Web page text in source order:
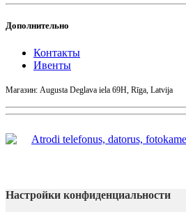
Дополнительно
Контакты
Ивенты
Магазин: Augusta Deglava iela 69H, Rīga, Latvija
Настройки конфиденциальности